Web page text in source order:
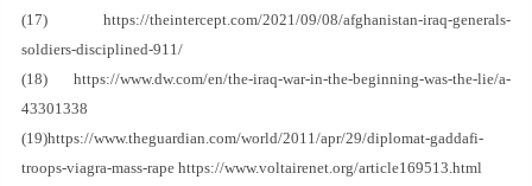
(17) https://theintercept.com/2021/09/08/afghanistan-iraq-generals-
soldiers-disciplined-911/
(18) https://www.dw.com/en/the-iraq-war-in-the-beginning-was-the-lie/a-
43301338
(19)https://www.theguardian.com/world/2011/apr/29/diplomat-gaddafi-
troops-viagra-mass-rape https://www.voltairenet.org/article169513.html